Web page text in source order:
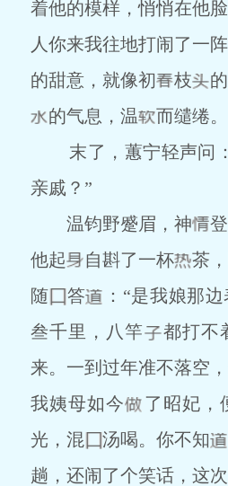
着他的模样，悄悄在他
人你来我往地打闹了一
的甜意，就像初
枝
的气息，温
而缱绻。
末了，蕙宁轻声问：
亲戚？”
温钧野蹙眉，神
他起
自斟了一杯 茶
随
答
：“是我娘那
叁千里，八竿
都打不
来。一到过年准不落空
我姨母如今
了昭妃，
光，混
汤喝。你不知
趟，还闹了个笑话，这